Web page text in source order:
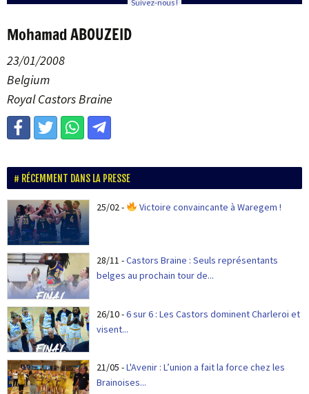
Suivez-nous !
Mohamad ABOUZEID
23/01/2008
Belgium
Royal Castors Braine
RÉCEMMENT DANS LA PRESSE
25/02- Victoire convaincante à Waregem !
28/11 -Castors Braine : Seuls représentants
belges au prochain tour de...
26/10-6 sur 6 : Les Castors dominent Charleroi et
visent...
21/05 -L'Avenir : L’union a fait la force chez les
Brainoises...